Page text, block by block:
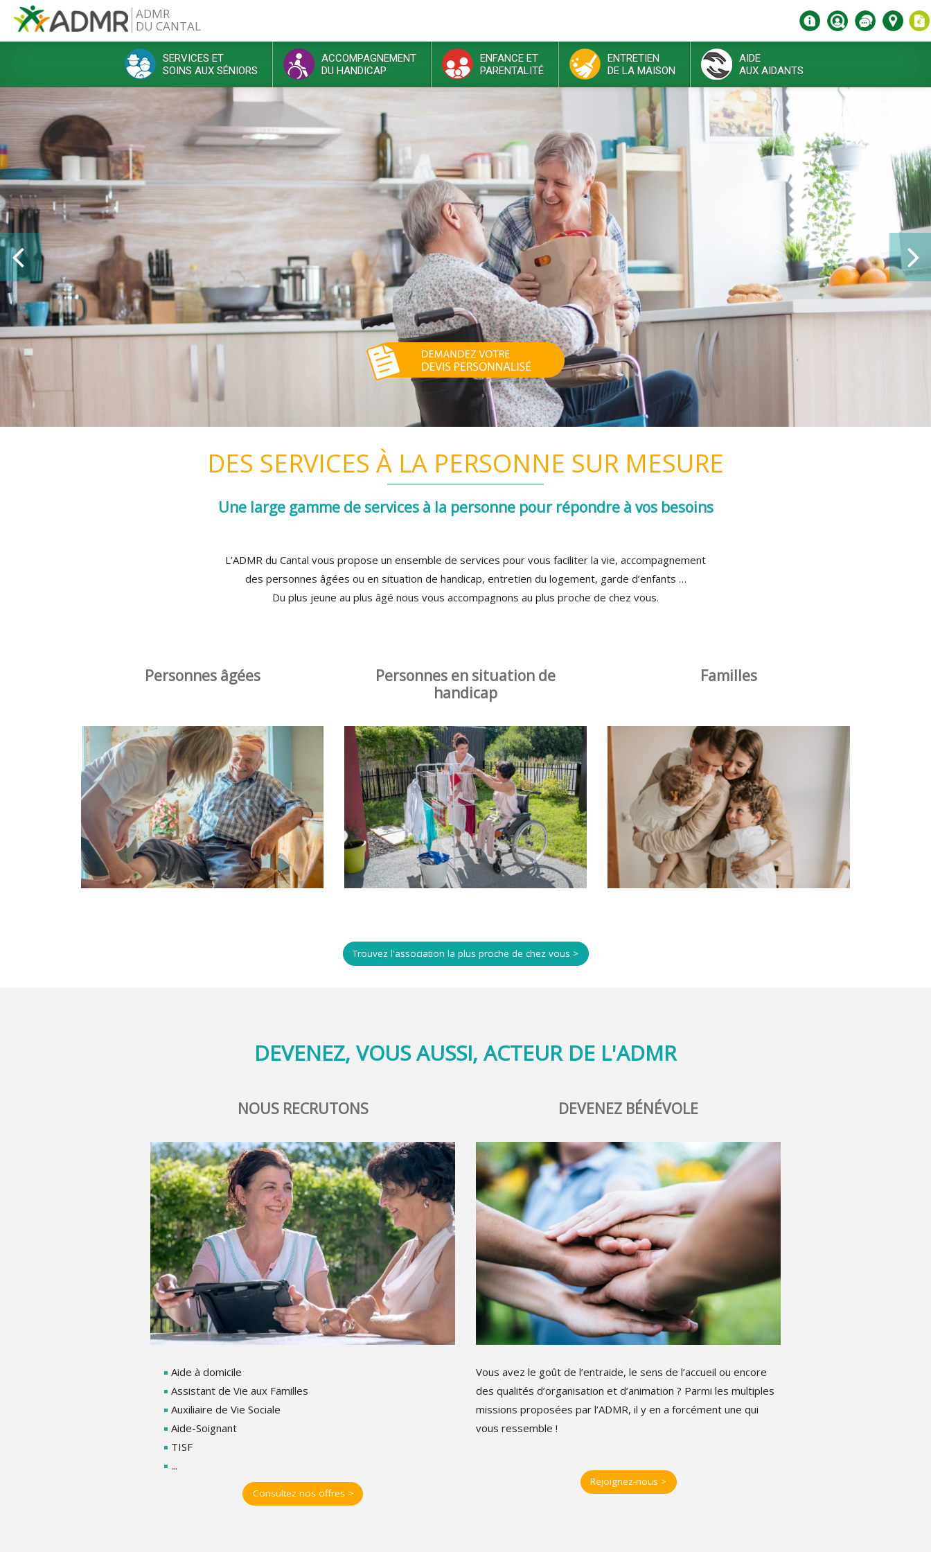
Aller au contenu principal ADMR
DU CANTAL
SERVICES ET
SOINS AUX SÉNIORS
ACCOMPAGNEMENT
DU HANDICAP
ENFANCE ET
PARENTALITÉ
ENTRETIEN
DE LA MAISON
AIDE
AUX AIDANTS
Menu principal
DES SERVICES À LA PERSONNE SUR MESURE
Une large gamme de services à la personne pour répondre à vos besoins
L’ADMR du Cantal vous propose un ensemble de services pour vous faciliter la vie, accompagnement
des personnes âgées ou en situation de handicap, entretien du logement, garde d’enfants …
Du plus jeune au plus âgé nous vous accompagnons au plus proche de chez vous.
Personnes âgées
Personnes en situation de
handicap
Familles
Trouvez l'association la plus proche de chez vous >
DEVENEZ, VOUS AUSSI, ACTEUR DE L'ADMR
NOUS RECRUTONS
Aide à domicile
Assistant de Vie aux Familles
Auxiliaire de Vie Sociale
Aide-Soignant
TISF
...
Consultez nos offres >
DEVENEZ BÉNÉVOLE
Vous avez le goût de l’entraide, le sens de l’accueil ou encore
des qualités d’organisation et d’animation ? Parmi les multiples
missions proposées par l’ADMR, il y en a forcément une qui
vous ressemble !
Rejoignez-nous >